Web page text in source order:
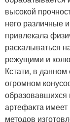
высокой
него различные
привлекала
раскалываться
режущими и
Кстати, в данном
огромном
образовавшихся
артефакта
методов